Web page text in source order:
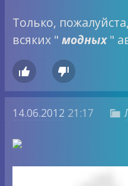
Только,
всяких " модных "
 
14.06.2012 21:17 